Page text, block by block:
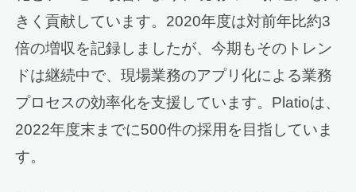
きく貢献しています。2020年度は対前年比約3
倍の増収を記録しましたが、今期もそのトレン
ドは継続中で、現場業務のアプリ化による業務
プロセスの効率化を支援しています。Platioは、
2022年度末までに500件の採用を目指していま
す。